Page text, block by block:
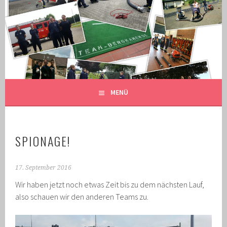
Springe
zum
InhaltGRENZLANDMEISTERSCHAFT
2016
GESCHICHTEN DER BEWERBSGRUPPE BERGKAMEN
MENÜ
SPIONAGE!
17. September 2016
Wir haben jetzt noch etwas Zeit bis zu dem nächsten Lauf,
also schauen wir den anderen Teams zu.